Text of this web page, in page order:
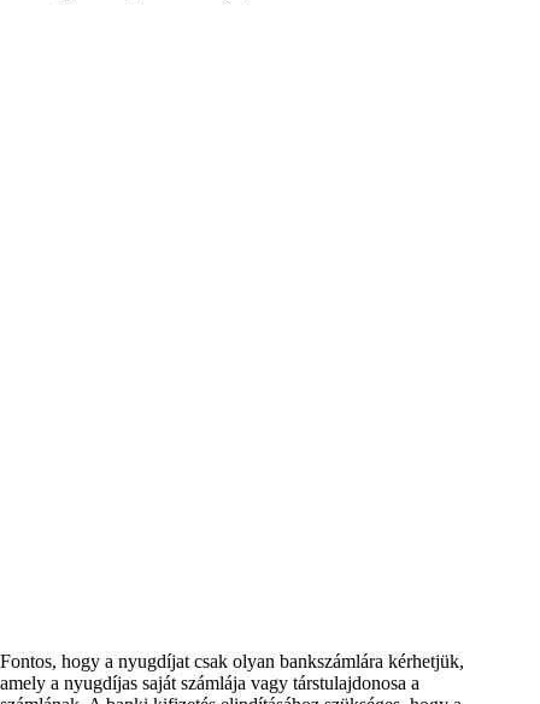
Fontos, hogy a nyugdíjat csak olyan bankszámlára kérhetjük,
amely a nyugdíjas saját számlája vagy társtulajdonosa a